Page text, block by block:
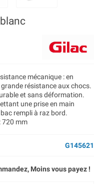
mécanique : en
résistance aux chocs.
et sans déformation.
une prise en main
rempli à raz bord.
720 mm
G145621
Moins vous payez !